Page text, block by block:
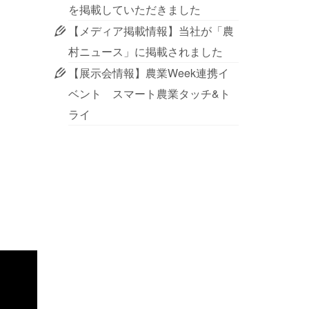
を掲載していただきました
【メディア掲載情報】当社が「農
村ニュース」に掲載されました
【展示会情報】農業Week連携イ
ベント スマート農業タッチ&ト
ライ